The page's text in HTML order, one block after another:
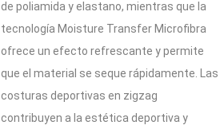
de poliamida y elastano, mientras que la
tecnología Moisture Transfer Microfibra
ofrece un efecto refrescante y permite
que el material se seque rápidamente. Las
costuras deportivas en zigzag
contribuyen a la estética deportiva y